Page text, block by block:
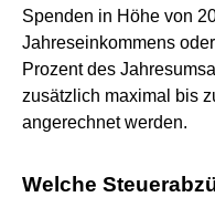
Spenden in Höhe von
Jahreseinkommens
Prozent des
zusätzlich maximal bis
angerechnet werden.
Welche